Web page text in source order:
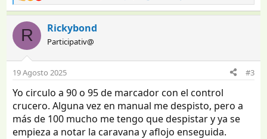
e
a
o
n
s
:
R Rickybond
Participativ@
19 Agosto 2025 #3
Yo circulo a 90 o 95 de marcador con el control
crucero. Alguna vez en manual me despisto, pero a
más de 100 mucho me tengo que despistar y ya se
empieza a notar la caravana y aflojo enseguida.